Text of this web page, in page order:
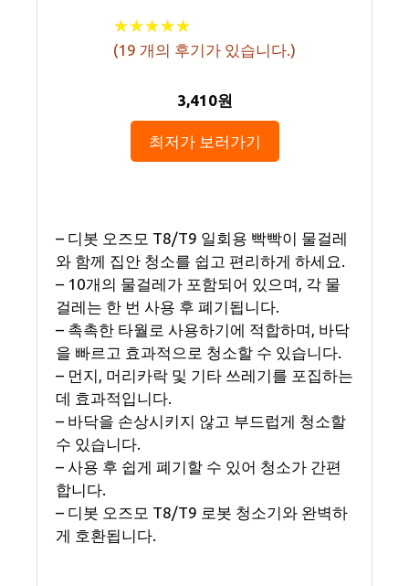
★★★★★
★★★★★
(19 개의 후기가 있습니다.)
3,410원
최저가 보러가기
– 디봇 오즈모 T8/T9 일회용 빡빡이 물걸레
와 함께 집안 청소를 쉽고 편리하게 하세요.
– 10개의 물걸레가 포함되어 있으며, 각 물
걸레는 한 번 사용 후 폐기됩니다.
– 촉촉한 타월로 사용하기에 적합하며, 바닥
을 빠르고 효과적으로 청소할 수 있습니다.
– 먼지, 머리카락 및 기타 쓰레기를 포집하는
데 효과적입니다.
– 바닥을 손상시키지 않고 부드럽게 청소할
수 있습니다.
– 사용 후 쉽게 폐기할 수 있어 청소가 간편
합니다.
– 디봇 오즈모 T8/T9 로봇 청소기와 완벽하
게 호환됩니다.